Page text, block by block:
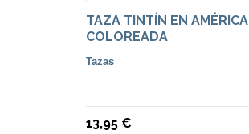
TAZA TINTÍN EN AMÉRICA
COLOREADA
Tazas
13,95 €